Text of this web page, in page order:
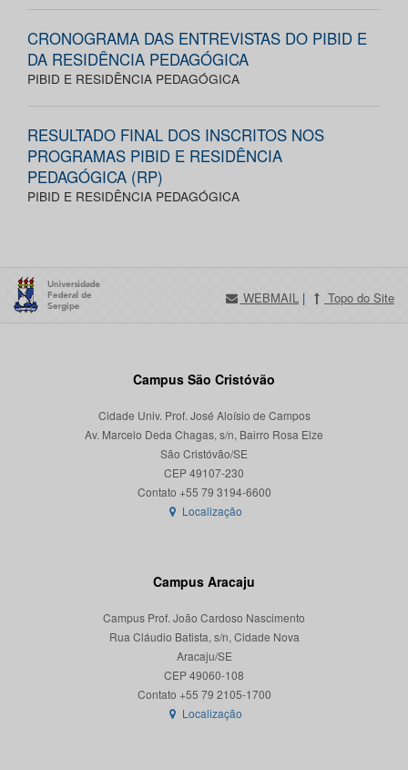
CRONOGRAMA DAS ENTREVISTAS DO PIBID E
DA RESIDÊNCIA PEDAGÓGICA
PIBID E RESIDÊNCIA PEDAGÓGICA
RESULTADO FINAL DOS INSCRITOS NOS
PROGRAMAS PIBID E RESIDÊNCIA
PEDAGÓGICA (RP)
PIBID E RESIDÊNCIA PEDAGÓGICA
WEBMAIL | Topo do Site
Campus São Cristóvão
Cidade Univ. Prof. José Aloísio de Campos
Av. Marcelo Deda Chagas, s/n, Bairro Rosa Elze
São Cristóvão/SE
CEP 49107-230
Localização
Campus Aracaju
Campus Prof. João Cardoso Nascimento
Rua Cláudio Batista, s/n, Cidade Nova
Aracaju/SE
CEP 49060-108
Localização